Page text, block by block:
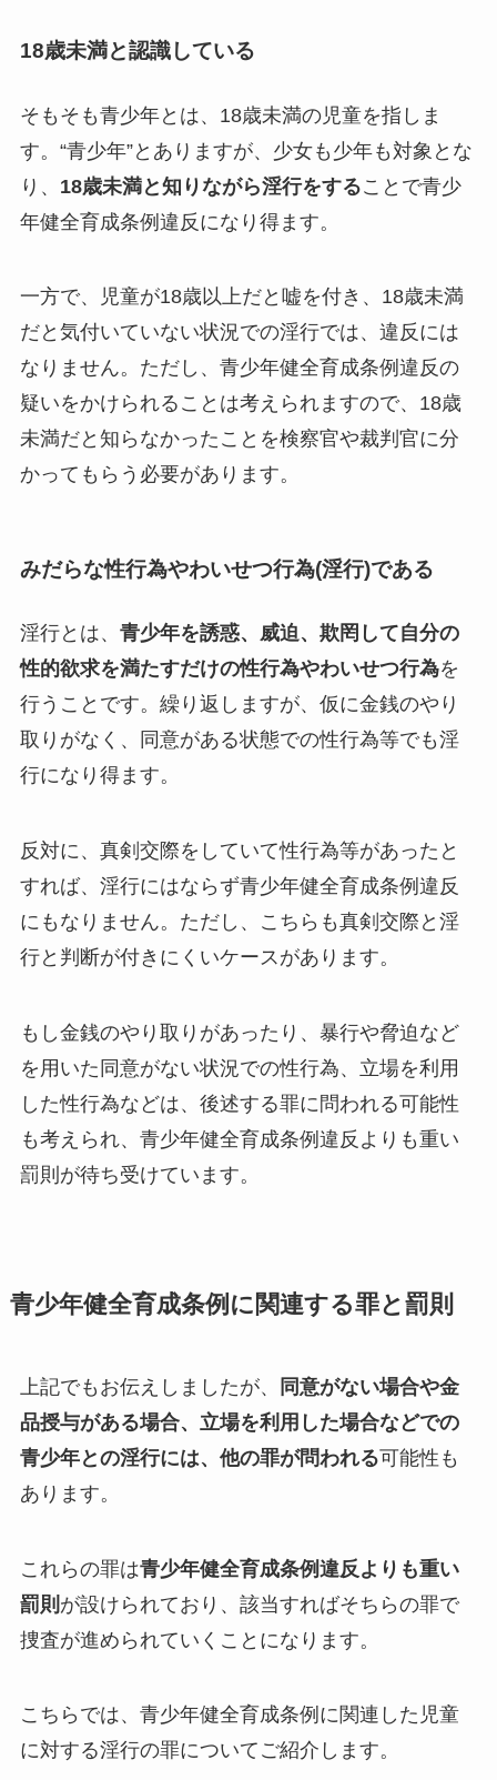
18歳未満と認識している
そもそも青少年とは、18歳未満の児童を指しま
す。“青少年”とありますが、少女も少年も対象とな
り、 18歳未満と知りながら淫行をすることで青少
年健全育成条例違反になり得ます。
一方で、児童が18歳以上だと嘘を付き、18歳未満
だと気付いていない状況での淫行では、違反には
なりません。ただし、青少年健全育成条例違反の
疑いをかけられることは考えられますので、18歳
未満だと知らなかったことを検察官や裁判官に分
かってもらう必要があります。
みだらな性行為やわいせつ行為(淫行)である
淫行とは、 青少年を誘惑、威迫、欺罔して自分の
性的欲求を満たすだけの性行為やわいせつ行為を
行うことです。繰り返しますが、仮に金銭のやり
取りがなく、同意がある状態での性行為等でも淫
行になり得ます。
反対に、真剣交際をしていて性行為等があったと
すれば、淫行にはならず青少年健全育成条例違反
にもなりません。ただし、こちらも真剣交際と淫
行と判断が付きにくいケースがあります。
もし金銭のやり取りがあったり、暴行や脅迫など
を用いた同意がない状況での性行為、立場を利用
した性行為などは、後述する罪に問われる可能性
も考えられ、青少年健全育成条例違反よりも重い
罰則が待ち受けています。
青少年健全育成条例に関連する罪と罰則
上記でもお伝えしましたが、
同意がない場合や金
品授与がある場合、立場を利用した場合などでの
青少年との淫行には、他の罪が問われる可能性も
あります。
これらの罪は青少年健全育成条例違反よりも重い
罰則 が設けられており、該当すればそちらの罪で
捜査が進められていくことになります。
こちらでは、青少年健全育成条例に関連した児童
に対する淫行の罪についてご紹介します。